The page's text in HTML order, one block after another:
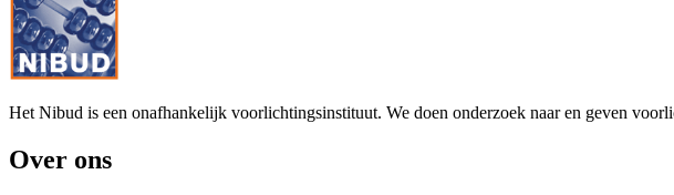
Het Nibud is een onafhankelijk voorlichtingsinstituut. We doen onderzoek naar en geven
Over ons